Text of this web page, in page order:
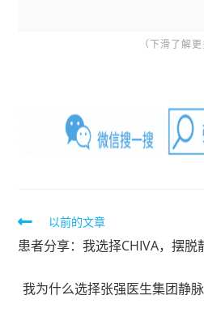
（下滑了解更
以前的文章
患者分享：我选择CHIVA，摆
我为什么选择张强医生集团静